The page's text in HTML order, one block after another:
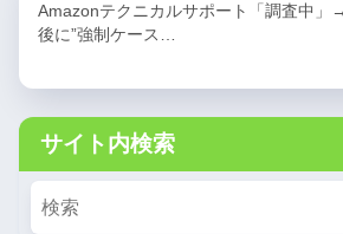
Amazonテクニカルサポート「調査中」
後に”強制ケース…
サイト内検索